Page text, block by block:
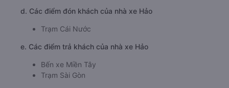
d. Các điểm đón khách của nhà xe Hảo
Trạm Cái Nước
e. Các điểm trả khách của nhà xe Hảo
Bến xe Miền Tây
Trạm Sài Gòn